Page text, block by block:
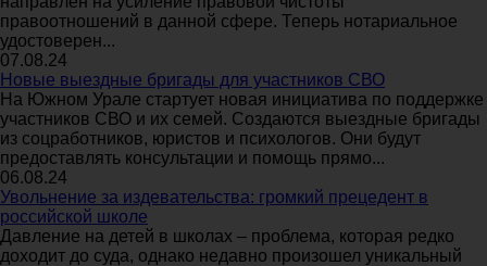
правоотношений в данной сфере. Теперь нотариальное
удостоверен...
07.08.24
Новые выездные бригады для участников СВО
На Южном Урале стартует новая инициатива по поддержке
участников СВО и их семей. Создаются выездные бригады
из соцработников, юристов и психологов. Они будут
предоставлять консультации и помощь прямо...
06.08.24
Увольнение за издевательства: громкий прецедент в
российской школе
Давление на детей в школах – проблема, которая редко
доходит до суда, однако недавно произошел уникальный